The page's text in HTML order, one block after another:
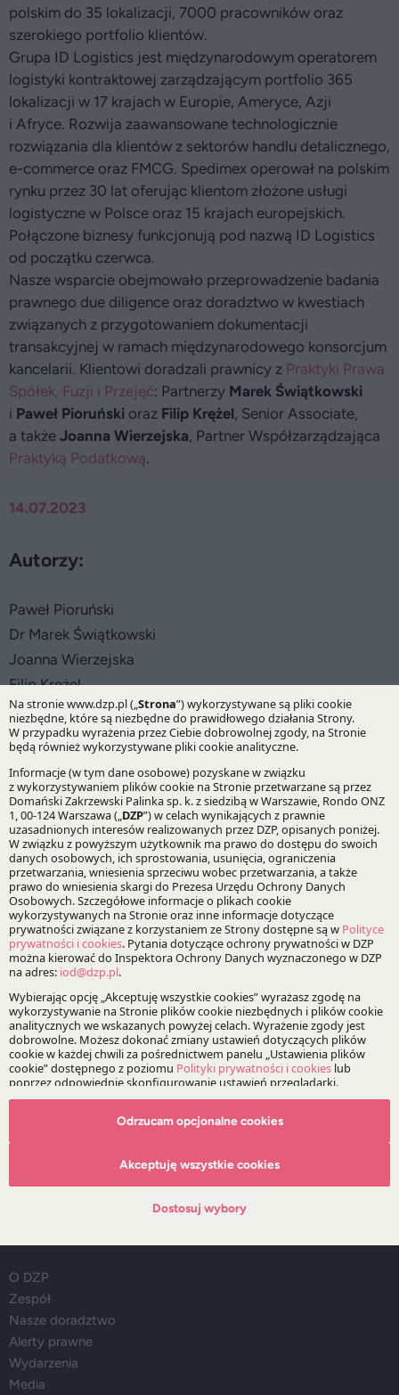
14.07.2023
Autorzy:
Paweł Pioruński
Dr Marek Świątkowski
Joanna Wierzejska
Filip Krężel
Praktyki:
Podatki
Prawo Spółek, Fuzje i Przejęcia
Specjalizacje:
Prawo podatkowe
Prawo spółek
Prawo umów
Fuzje, przejęcia i restrukturyzacje
polskim do 35 lokalizacji, 7000 pracowników oraz
szerokiego portfolio klientów.
Grupa ID Logistics jest międzynarodowym operatorem
logistyki kontraktowej zarządzającym portfolio 365
lokalizacji w 17 krajach w Europie, Ameryce, Azji
i Afryce. Rozwija zaawansowane technologicznie
rozwiązania dla klientów z sektorów handlu detalicznego,
e-commerce oraz FMCG. Spedimex operował na polskim
rynku przez 30 lat oferując klientom złożone usługi
logistyczne w Polsce oraz 15 krajach europejskich.
Połączone biznesy funkcjonują pod nazwą ID Logistics
od początku czerwca.
Nasze wsparcie obejmowało przeprowadzenie badania
prawnego due diligence oraz doradztwo w kwestiach
związanych z przygotowaniem dokumentacji
transakcyjnej w ramach międzynarodowego konsorcjum
kancelarii. Klientowi doradzali prawnicy z Praktyki Prawa
Spółek, Fuzji i Przejęć: Partnerzy Marek Świątkowski
i Paweł Pioruński oraz Filip Krężel, Senior Associate,
a także Joanna Wierzejska, Partner Współzarządzająca
Praktyką Podatkową.
O DZP
Zespół
Nasze doradztwo
Alerty prawne
Wydarzenia
Media
Odrzucam opcjonalne cookies
Akceptuję wszystkie cookies
Dostosuj wybory